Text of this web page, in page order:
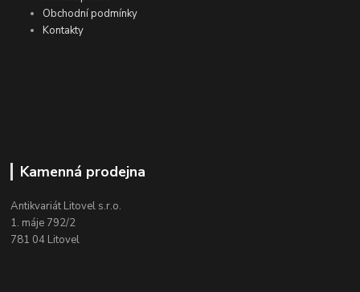
Obchodní podmínky
Kontakty
Kamenná prodejna
Antikvariát Litovel s.r.o.
1. máje 792/2
781 04 Litovel